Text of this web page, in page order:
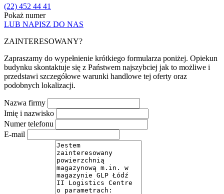
(22) 452 44 41
Pokaż numer
LUB NAPISZ DO NAS
ZAINTERESOWANY?
Zapraszamy do wypełnienie krótkiego formularza poniżej. Opiekun
budynku skontaktuje się z Państwem najszybciej jak to możliwe i
przedstawi szczegółowe warunki handlowe tej oferty oraz
podobnych lokalizacji.
Nazwa firmy
Imię i nazwisko
Numer telefonu
E-mail